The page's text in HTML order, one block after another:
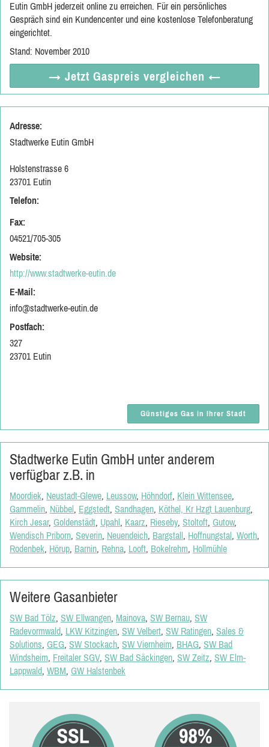
Eutin GmbH jederzeit online zu erreichen. Für ein persönliches
Gespräch sind ein Kundencenter und eine kostenlose Telefonberatung
eingerichtet.
Stand: November 2010
→ Jetzt Gaspreis vergleichen ←
Adresse:
Stadtwerke Eutin GmbH
Holstenstrasse 6
23701 Eutin
Telefon:
Fax:
04521/705-305
Website:
http://www.stadtwerke-eutin.de
E-Mail:
info@stadtwerke-eutin.de
Postfach:
327
23701 Eutin
Günstiges Gas in Ihrer Stadt
Stadtwerke Eutin GmbH unter anderem
verfügbar z.B. in
Moordiek, Neustadt-Glewe, Leussow, Höhndorf, Klein Wittensee,
Gammelin, Nübbel, Eggstedt, Sandhagen, Köthel, Kr Hzgt Lauenburg,
Kirch Jesar, Goldenstädt, Upahl, Kaarz, Rieseby, Stoltoft, Gutow,
Wendisch Priborn, Severin, Neuendeich, Bargstall, Hoffnungstal, Worth,
Rodenbek, Hörup, Barnin, Rehna, Looft, Bokelrehm, Hollmühle
Weitere Gasanbieter
SW Bad Tölz, SW Ellwangen, Mainova, SW Bernau, SW
Radevormwald, LKW Kitzingen, SW Velbert, SW Ratingen, Sales &
Solutions, GEG, SW Stockach, SW Viernheim, BHAG, SW Bad
Windsheim, Freitaler SGV, SW Bad Säckingen, SW Zeitz, SW Elm-
Lappwald, WBM, GW Halstenbek